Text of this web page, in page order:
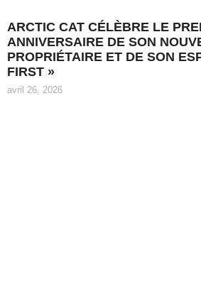
ARCTIC CAT CÉLÈBRE LE
ANNIVERSAIRE DE SON
PROPRIÉTAIRE ET DE SON
FIRST »
avril 26, 2026